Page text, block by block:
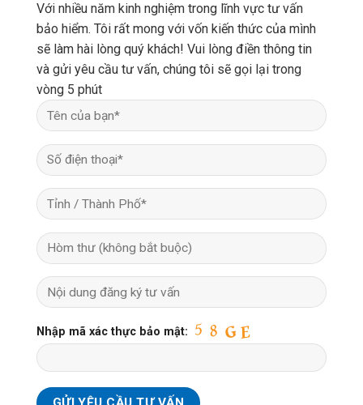
Với nhiều năm kinh nghiệm trong lĩnh vực tư vấn
bảo hiểm. Tôi rất mong với vốn kiến thức của mình
sẽ làm hài lòng quý khách! Vui lòng điền thông tin
và gửi yêu cầu tư vấn, chúng tôi sẽ gọi lại trong
vòng 5 phút
Nhập mã xác thực bảo mật: